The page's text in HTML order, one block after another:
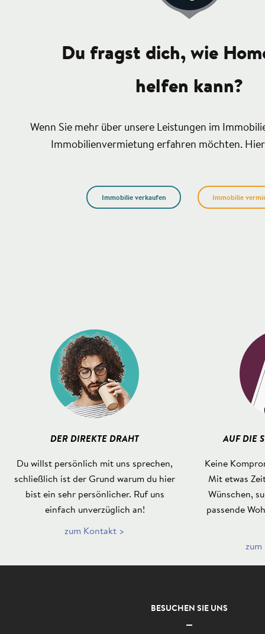
Du fragst dich, wie
helfen kann?
Wenn Sie mehr über unsere Leistungen im
Immobilienvermietung erfahren möchten.
Immobilie verkaufen Immobilie
DER DIREKTE DRAHT
Du willst persönlich mit uns sprechen,
schließlich ist der Grund warum du hier
bist ein sehr persönlicher. Ruf uns
einfach unverzüglich an!
zum Kontakt >
AUF DIE
Keine
Mit etwas
Wünschen,
passende
BESUCHEN SIE UNS